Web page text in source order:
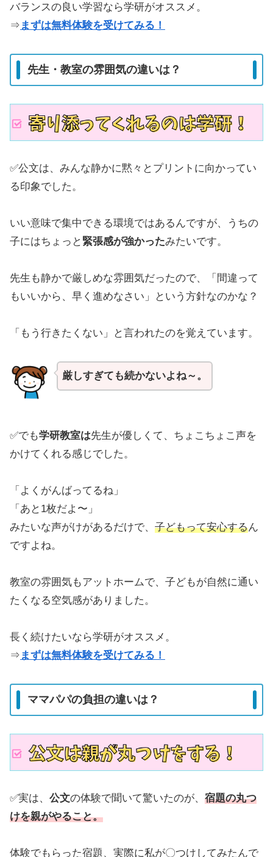
バランスの良い学習なら学研がオススメ。
⇒ まずは無料体験を受けてみる！
先生・教室の雰囲気の違いは？
✅公文は、みんな静かに黙々とプリントに向かってい
る印象でした。
いい意味で集中できる環境ではあるんですが、うちの
子にはちょっと 緊張感が強かったみたいです。
先生も静かで厳しめな雰囲気だったので、「間違って
もいいから、早く進めなさい」という方針なのかな？
「もう行きたくない」と言われたのを覚えています。
厳しすぎても続かないよね～。
✅でも学研教室は先生が優しくて、ちょこちょこ声を
かけてくれる感じでした。
「よくがんばってるね」
「あと1枚だよ〜」
みたいな声がけがあるだけで、 子どもって安心するん
ですよね。
教室の雰囲気もアットホームで、子どもが自然に通い
たくなる空気感がありました。
長く続けたいなら学研がオススメ。
⇒ まずは無料体験を受けてみる！
ママパパの負担の違いは？
✅実は、 公文の体験で聞いて驚いたのが、 宿題の丸つ
けを親がやること。
体験でもらった宿題、実際に私が〇つけしてみたんで